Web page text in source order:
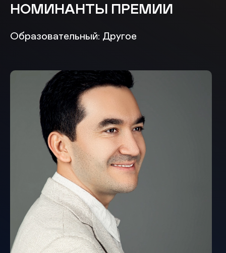
НОМИНАНТЫ ПРЕМИИ
Образовательный: Другое